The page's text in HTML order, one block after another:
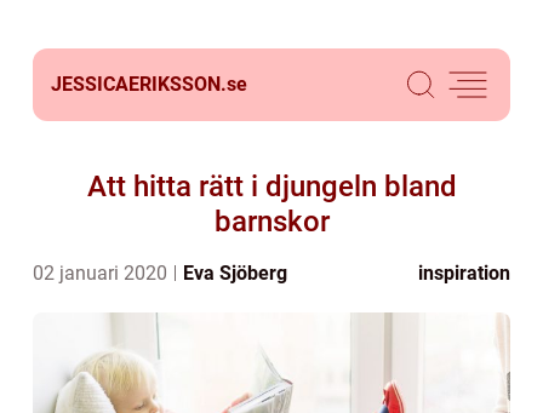
JESSICAERIKSSON.se
Att hitta rätt i djungeln bland
barnskor
02 januari 2020 Eva Sjöberg inspiration